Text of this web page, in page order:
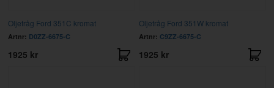
Oljetråg Ford 351C kromat
Artnr: D0ZZ-6675-C
1925 kr
Oljetråg Ford 351W kromat
Artnr: C9ZZ-6675-C
1925 kr